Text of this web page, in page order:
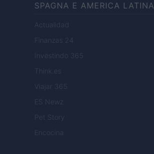
SPAGNA E AMERICA LATINA
Actualidad
Finanzas 24
Investindo 365
Think.es
Viajar 365
ES Newz
Pet Story
Encocina